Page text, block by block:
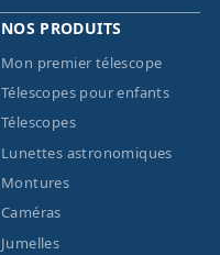
NOS PRODUITS
Mon premier télescope
Télescopes pour enfants
Télescopes
Lunettes astronomiques
Montures
Caméras
Jumelles